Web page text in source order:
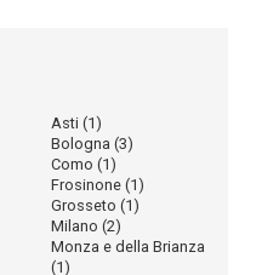
Asti (1)
Bologna (3)
Como (1)
Frosinone (1)
Grosseto (1)
Milano (2)
Monza e della Brianza
(1)